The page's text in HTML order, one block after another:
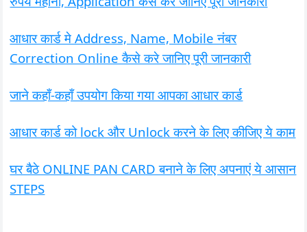
आधार कार्ड मे Address, Name, Mobile नंबर
Correction Online कैसे करे जानिए पूरी जानकारी
जाने कहाँ-कहाँ उपयोग किया गया आपका आधार कार्ड
आधार कार्ड को lock और Unlock करने के लिए कीजिए ये काम
घर बैठे ONLINE PAN CARD बनाने के लिए अपनाएं ये आसान
STEPS